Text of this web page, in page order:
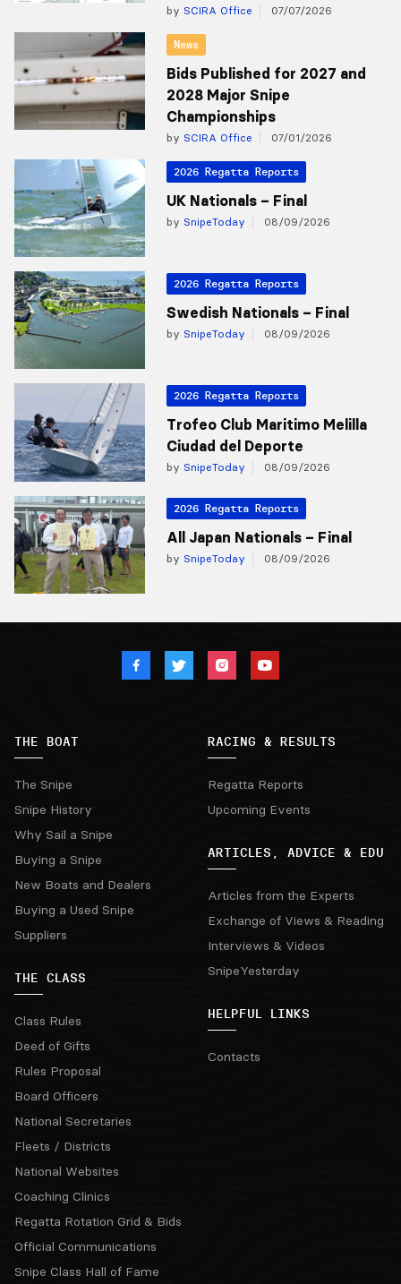
by SCIRA Office 07/07/2026
News
Bids Published for 2027 and
2028 Major Snipe
Championships
by SCIRA Office 07/01/2026
2026 Regatta Reports
UK Nationals – Final
by SnipeToday 08/09/2026
2026 Regatta Reports
Swedish Nationals – Final
by SnipeToday 08/09/2026
2026 Regatta Reports
Trofeo Club Maritimo Melilla
Ciudad del Deporte
by SnipeToday 08/09/2026
2026 Regatta Reports
All Japan Nationals – Final
by SnipeToday 08/09/2026
THE BOAT
The Snipe
Snipe History
Why Sail a Snipe
Buying a Snipe
New Boats and Dealers
Buying a Used Snipe
Suppliers
THE CLASS
Class Rules
Deed of Gifts
Rules Proposal
Board Officers
National Secretaries
Fleets / Districts
National Websites
Coaching Clinics
Regatta Rotation Grid & Bids
Official Communications
Snipe Class Hall of Fame
RACING & RESULTS
Regatta Reports
Upcoming Events
ARTICLES, ADVICE & EDU
Articles from the Experts
Exchange of Views & Reading
Interviews & Videos
SnipeYesterday
HELPFUL LINKS
Contacts